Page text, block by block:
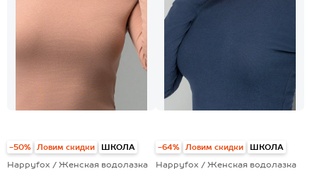
-50% Ловим скидки ШКОЛА
Happyfox / Женская водолазка
-64% Ловим скидки ШКОЛА
Happyfox / Женская водолазка